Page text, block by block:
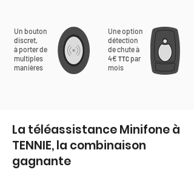
Un bouton
discret,
à porter de
multiples
manières
Une option
détection
de chute à
4€ TTC par
mois
La téléassistance Minifone à
TENNIE, la combinaison
gagnante